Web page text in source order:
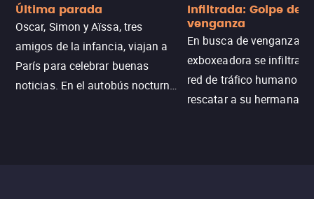
Última parada
Oscar, Simon y Aïssa, tres
amigos de la infancia, viajan a
París para celebrar buenas
noticias. En el autobús nocturno
Infiltrada: Golpe de
venganza
En busca de venganza,
exboxeadora se infiltra
red de tráfico humano
rescatar a su hermana